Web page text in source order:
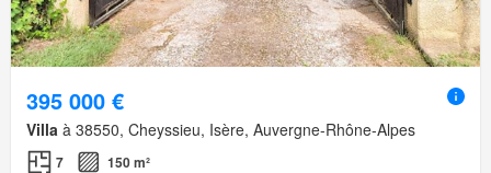
395 000 €
Villa à 38550, Cheyssieu, Isère, Auvergne-Rhône-Alpes
7 150 m²